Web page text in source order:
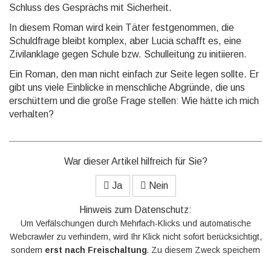
Schluss des Gesprächs mit Sicherheit.
In diesem Roman wird kein Täter festgenommen, die
Schuldfrage bleibt komplex, aber Lucia schafft es, eine
Zivilanklage gegen Schule bzw. Schulleitung zu initiieren.
Ein Roman, den man nicht einfach zur Seite legen sollte. Er
gibt uns viele Einblicke in menschliche Abgründe, die uns
erschüttern und die große Frage stellen: Wie hätte ich mich
verhalten?
War dieser Artikel hilfreich für Sie?
Ja Nein
Hinweis zum Datenschutz:
Um Verfälschungen durch Mehrfach-Klicks und automatische
Webcrawler zu verhindern, wird Ihr Klick nicht sofort berücksichtigt,
sondern erst nach Freischaltung. Zu diesem Zweck speichern